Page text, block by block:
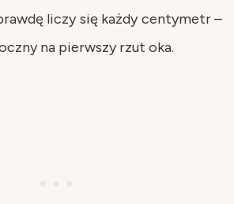
liczy się każdy centymetr –
na pierwszy rzut oka.